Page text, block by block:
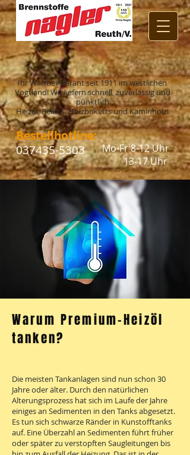
Bestellhotline:
037435-5303
Mo-Fr 8-12 Uhr
13-17 Uhr
Ihr Wärmelieferant seit 1911 im westlichen
Vogtland! Wir liefern schnell, zuverlässig und
pünktlich
Heizöl, Pellets, Holzbriketts und Kaminholz!
Warum Premium-Heizöl
tanken?
Die meisten Tankanlagen sind nun schon 30
Jahre oder älter. Durch den natürlichen
Alterungsprozess hat sich im Laufe der Jahre
einiges an Sedimenten in den Tanks abgesetzt.
Es tun sich schwarze Ränder in Kunstofftanks
auf. Eine Überzahl an Sedimenten führt früher
oder später zu verstopften Saugleitungen bis